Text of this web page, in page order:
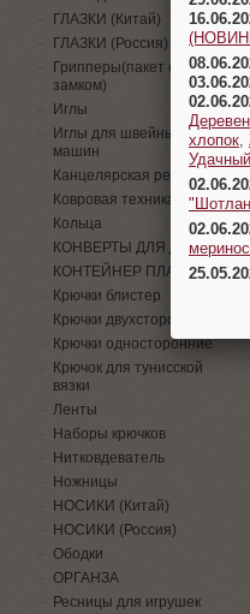
ГЛАЗКИ (Китай)
ГЛАЗКИ (Россия)
Грипперы(пакет с
замком)
Иглы
Иглы для швейных
машин
Канцелярская резинка
Ковровая техника
Кольца
КОНВЕРТЫ ДЛЯ ДЕНЕГ
КОНТЕЙНЕР ПЛАСТИК
Крючки блистер
Крючки двухсторонние
Крючки односторонние
Крючок для тунисской
вязки
Ленты
Наборы крючков
Нитковдеватель
Ножницы
НОСИКИ (Китай)
НОСИКИ (Россия)
Ободки
ОРГАНЗА
Ресницы для игрушек
хлопок